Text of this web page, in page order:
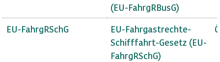
(EU-FahrgRBusG)
EU-FahrgRSchG
EU-Fahrgastrechte-
Schifffahrt-Gesetz (EU-
FahrgRSchG)